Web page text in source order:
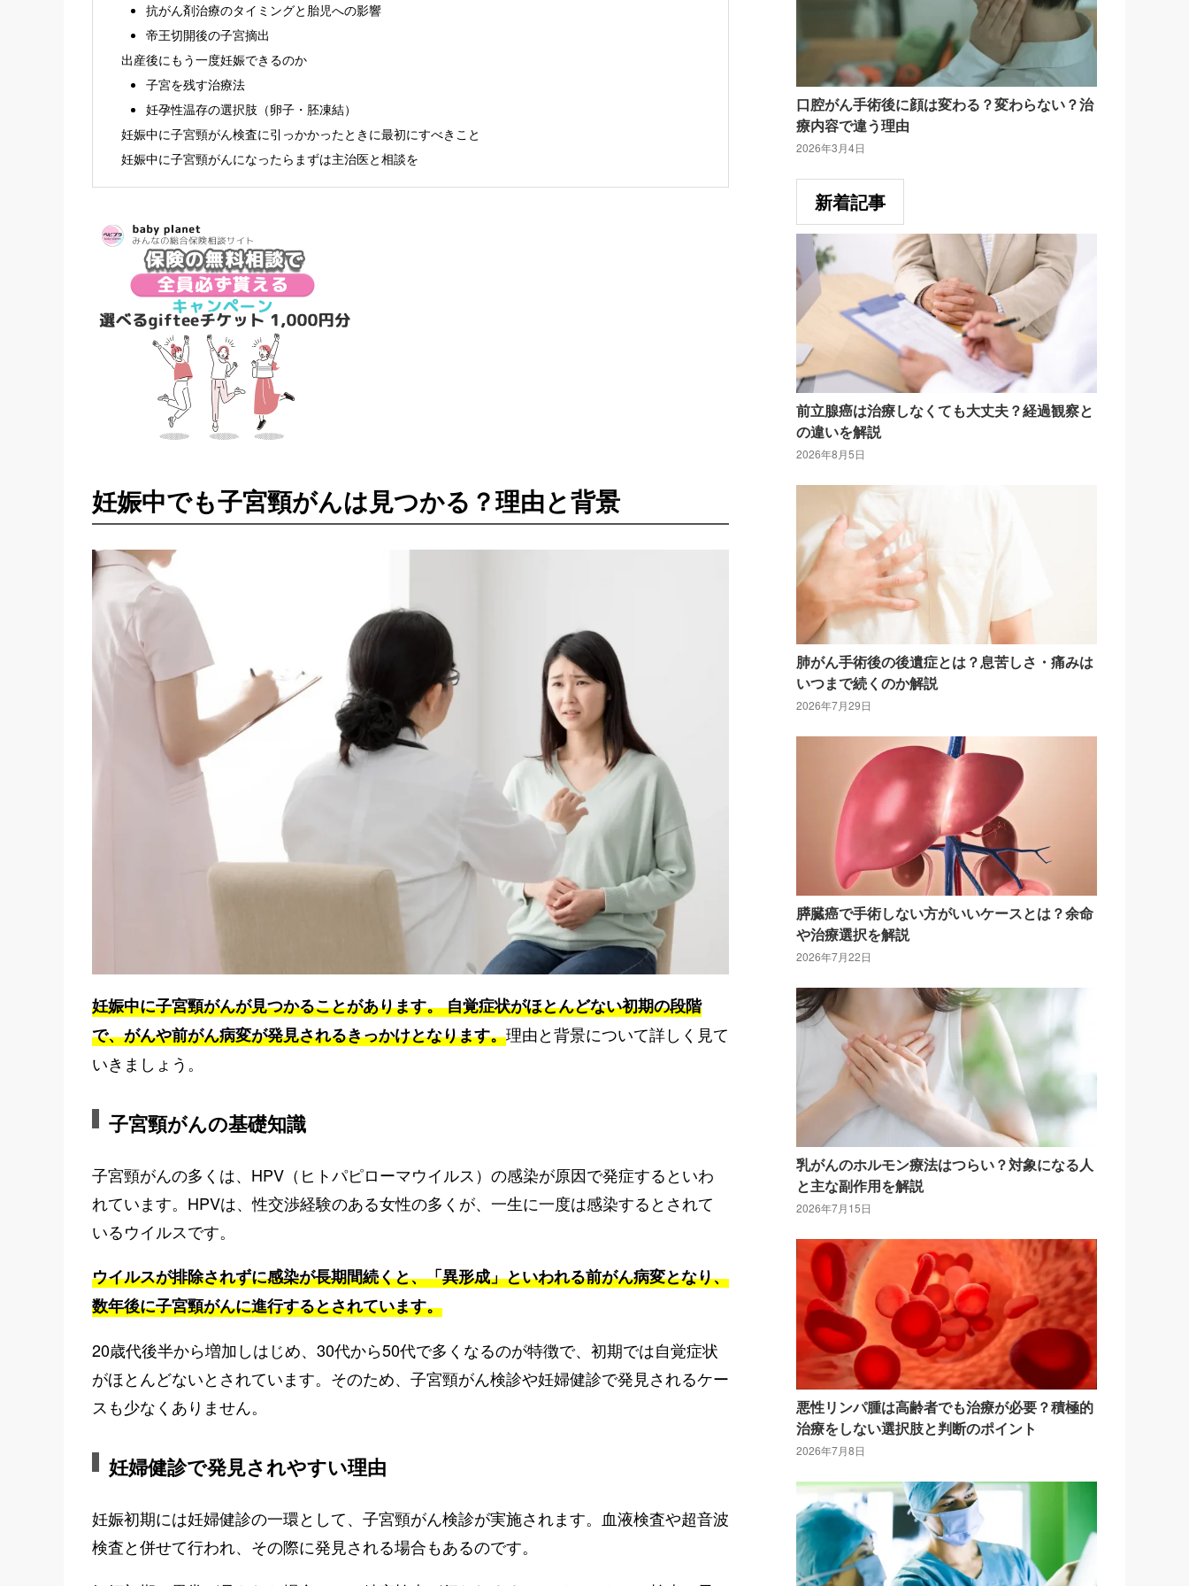
抗がん剤治療のタイミングと胎児への影響
帝王切開後の子宮摘出
出産後にもう一度妊娠できるのか
子宮を残す治療法
妊孕性温存の選択肢（卵子・胚凍結）
妊娠中に子宮頸がん検査に引っかかったときに最初にすべきこと
妊娠中に子宮頸がんになったらまずは主治医と相談を
妊娠中でも子宮頸がんは見つかる？理由と背景
妊娠中に子宮頸がんが見つかることがあります。 自覚症状がほとんどない初期の段階
で、がんや前がん病変が発見されるきっかけとなります。理由と背景について詳しく見て
いきましょう。
子宮頸がんの基礎知識
子宮頸がんの多くは、HPV（ヒトパピローマウイルス）の感染が原因で発症するといわ
れています。HPVは、性交渉経験のある女性の多くが、一生に一度は感染するとされて
いるウイルスです。
ウイルスが排除されずに感染が長期間続くと、「異形成」といわれる前がん病変となり、
数年後に子宮頸がんに進行するとされています。
20歳代後半から増加しはじめ、30代から50代で多くなるのが特徴で、初期では自覚症状
がほとんどないとされています。そのため、子宮頸がん検診や妊婦健診で発見されるケー
スも少なくありません。
妊婦健診で発見されやすい理由
妊娠初期には妊婦健診の一環として、子宮頸がん検診が実施されます。血液検査や超音波
検査と併せて行われ、その際に発見される場合もあるのです。
口腔がん手術後に顔は変わる？変わらない？治
療内容で違う理由
2026年3月4日
新着記事
前立腺癌は治療しなくても大丈夫？経過観察と
の違いを解説
2026年8月5日
肺がん手術後の後遺症とは？息苦しさ・痛みは
いつまで続くのか解説
2026年7月29日
膵臓癌で手術しない方がいいケースとは？余命
や治療選択を解説
2026年7月22日
乳がんのホルモン療法はつらい？対象になる人
と主な副作用を解説
2026年7月15日
悪性リンパ腫は高齢者でも治療が必要？積極的
治療をしない選択肢と判断のポイント
2026年7月8日